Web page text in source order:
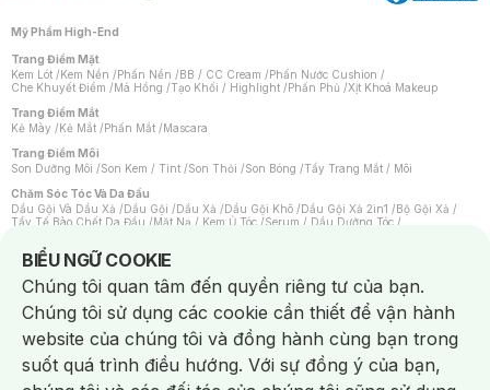
Mỹ Phẩm High-End
Trang Điểm Mặt
Kem Lót /Kem Nền /Phấn Nền /BB / CC Cream /Phấn Nước Cushion /
Che Khuyết Điểm /Má Hồng /Tạo Khối / Highlight /Phấn Phủ /Xịt Khoá Makeup
Trang Điểm Mắt
Kẻ Mày /Kẻ Mắt /Phấn Mắt /Mascara
Trang Điểm Môi
Son Dưỡng Môi /Son Kem / Tint /Son Thỏi /Son Bóng /Tẩy Trang Mắt / Môi
Chăm Sóc Tóc Và Da Đầu
Dầu Gội Và Dầu Xả /Dầu Gội /Dầu Xả /Dầu Gội Khô /Dầu Gội Xả 2in1 /Bộ Gội Xả /
Tẩy Tế Bào Chết Da Đầu /Mặt Nạ / Kem Ủ Tóc /Serum / Dầu Dưỡng Tóc /
Máy Sấy Tóc
Lược
Kem Tẩy Lông/Dụng Cụ Tẩy Lông
Nước Hoa
Nước Hoa Nam Nước Hoa Cao Cấp Xịt Thơm Toàn Thân
Nước Hoa Vùng Kín
Chăm Sóc Cá Nhân
Chống Muỗi
Khẩu Trang Máy Massage Mặt Nạ Xông Hơi/Nước Rửa Tay
BIỂU NGỮ COOKIE
Notice about cookies usage
Chúng tôi quan tâm đến quyền riêng tư của bạn.
Chúng tôi sử dụng các cookie cần thiết để vận hành
website của chúng tôi và đồng hành cùng bạn trong
suốt quá trình điều hướng. Với sự đồng ý của bạn,